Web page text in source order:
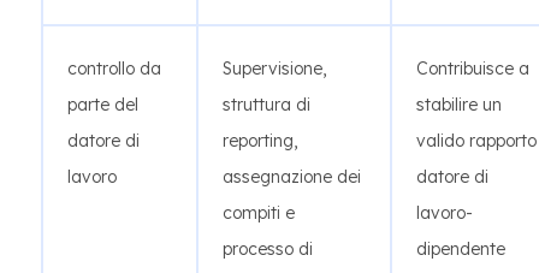
controllo da
parte del
datore di
lavoro
Supervisione,
struttura di
reporting,
assegnazione dei
compiti e
processo di
Contribuisce a
stabilire un
valido rapporto
datore di
lavoro-
dipendente